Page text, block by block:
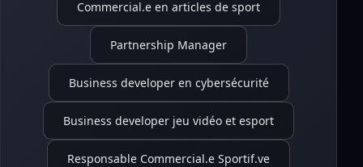
Commercial.e en articles de sport
Partnership Manager
Business developer en cybersécurité
Business developer jeu vidéo et esport
Responsable Commercial.e Sportif.ve